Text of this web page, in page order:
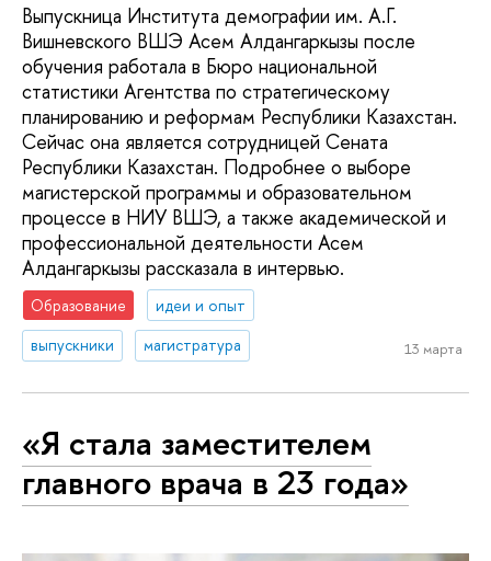
Выпускница Института демографии им. А.Г.
Вишневского ВШЭ Асем Алдангаркызы после
обучения работала в Бюро национальной
статистики Агентства по стратегическому
планированию и реформам Республики Казахстан.
Сейчас она является сотрудницей Сената
Республики Казахстан. Подробнее о выборе
магистерской программы и образовательном
процессе в НИУ ВШЭ, а также академической и
профессиональной деятельности Асем
Алдангаркызы рассказала в интервью.
Образование
идеи и опыт
выпускники
магистратура 13 марта
«Я стала заместителем
главного врача в 23 года»